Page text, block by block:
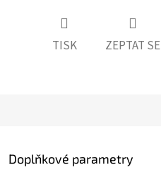
TISK ZEPTAT SE
Doplňkové parametry